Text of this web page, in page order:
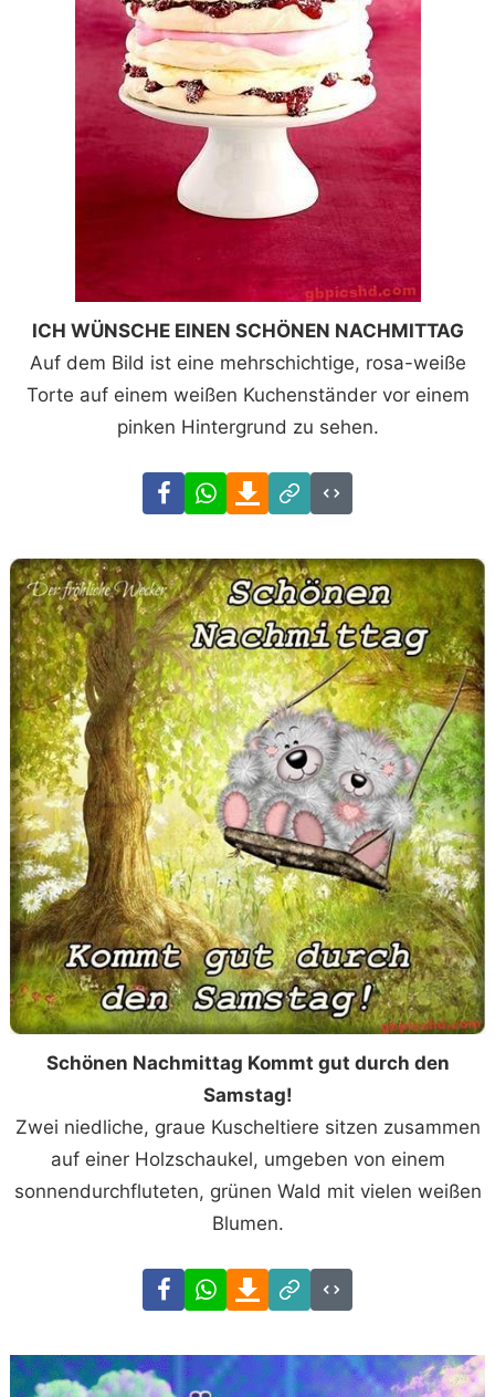
ICH WÜNSCHE EINEN SCHÖNEN NACHMITTAG
Auf dem Bild ist eine mehrschichtige, rosa-weiße
Torte auf einem weißen Kuchenständer vor einem
pinken Hintergrund zu sehen.
FacebookWhatsAppDownload
Link
Code
Schönen Nachmittag Kommt gut durch den
Samstag!
Zwei niedliche, graue Kuscheltiere sitzen zusammen
auf einer Holzschaukel, umgeben von einem
sonnendurchfluteten, grünen Wald mit vielen weißen
Blumen.
FacebookWhatsAppDownload
Link
Code